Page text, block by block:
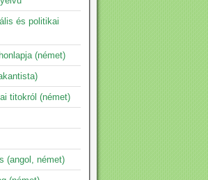
és politikai
(német)
titokról (német)
(angol, német)